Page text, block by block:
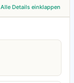
Alle Details einklappen